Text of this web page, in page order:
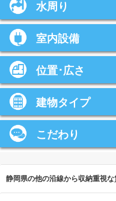
水周り
室内設備
位置･広さ
建物タイプ
こだわり
静岡県の他の沿線から収納重視